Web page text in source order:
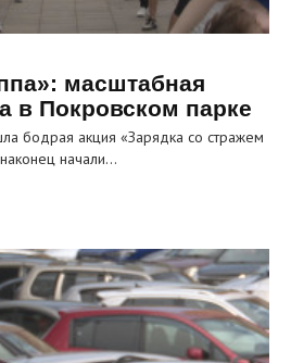
масштабная
в Покровском парке
бодрая акция «Зарядка со стражем
начали…